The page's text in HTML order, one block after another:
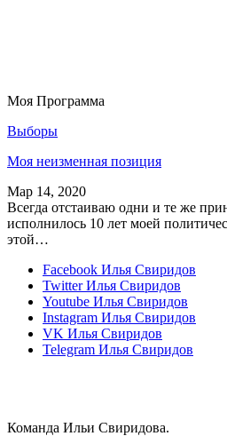
Моя Программа
Выборы
Моя неизменная позиция
Мар 14, 2020
Всегда отстаиваю одни и те же
исполнилось 10 лет моей
этой…
Facebook Илья Свиридов
Twitter Илья Свиридов
Youtube Илья Свиридов
Instagram Илья Свиридов
VK Илья Свиридов
Telegram Илья Свиридов
Команда Ильи Свиридова.